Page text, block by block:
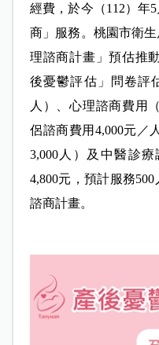
經費，於今（112）年
商」服務。桃園市衛
理諮商計畫」預估推
後憂鬱評估」問卷評
人）、心理諮商費用
侶諮商費用4,000元／
3,000人）及中醫診
4,800元，預計服務
諮商計畫。